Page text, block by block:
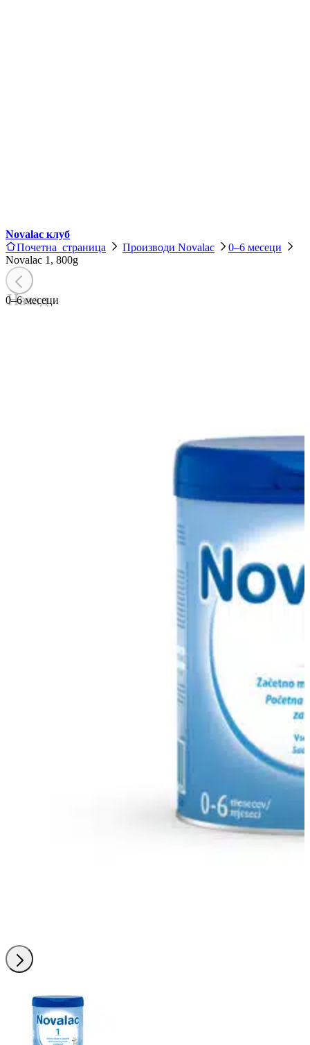
Novalac клуб
Почетна страница Производи Novalac
0–6 месеци
Novalac 1, 800g
Назад
0–6 месеци
Понатаму